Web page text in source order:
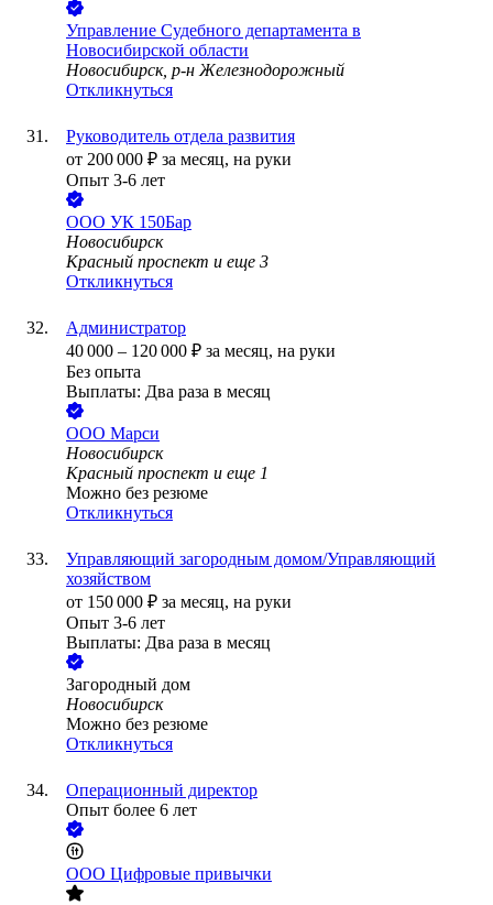
Управление Судебного департамента в
Новосибирской области
Новосибирск, р-н Железнодорожный
Откликнуться
Руководитель отдела развития
от 200 000 ₽ за месяц, на руки
Опыт 3-6 лет
ООО УК 150Бар
Новосибирск
Красный проспект и еще 3
Откликнуться
Администратор
40 000 – 120 000 ₽ за месяц, на руки
Без опыта
Выплаты: Два раза в месяц
ООО Марси
Новосибирск
Красный проспект и еще 1
Можно без резюме
Откликнуться
Управляющий загородным домом/Управляющий
хозяйством
от 150 000 ₽ за месяц, на руки
Опыт 3-6 лет
Выплаты: Два раза в месяц
Загородный дом
Новосибирск
Можно без резюме
Откликнуться
Операционный директор
Опыт более 6 лет
ООО Цифровые привычки